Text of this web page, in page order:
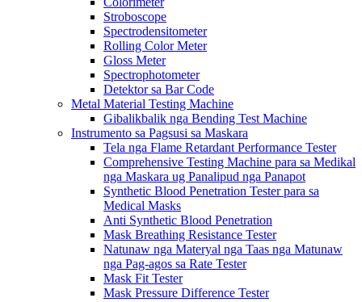
Stroboscope
Spectrodensitometer
Rolling Color Meter
Gloss Meter
Spectrophotometer
Detektor sa Bar Code
Metal Material Testing Machine
Gibalikbalik nga Bending Test Machine
Instrumento sa Pagsusi sa Maskara
Tela nga Flame Retardant Performance Tester
Comprehensive Testing Machine para sa Medikal
nga Maskara ug Panalipud nga Panapot
Synthetic Blood Penetration Tester para sa
Medical Masks
Anti Synthetic Blood Penetration
Mask Breathing Resistance Tester
Natunaw nga Materyal nga Taas nga Matunaw
nga Pag-agos sa Rate Tester
Mask Fit Tester
Mask Pressure Difference Tester